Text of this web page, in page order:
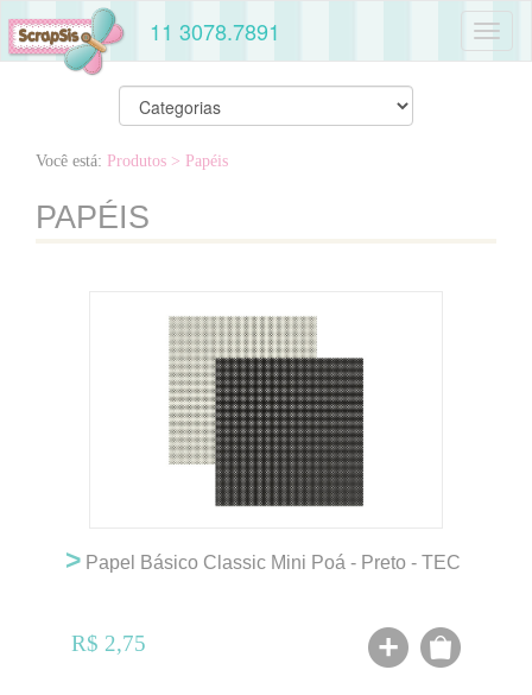
11 3078.7891
Você está: Produtos > Papéis
PAPÉIS
> Papel Básico Classic Mini Poá - Preto - TEC
R$ 2,75